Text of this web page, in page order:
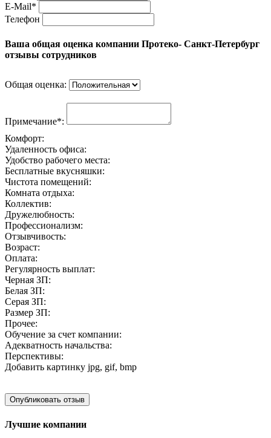
E-Mail*
Телефон
Ваша общая оценка компании Протеко- Санкт-Петербург
отзывы сотрудников
Общая оценка:
Примечание*:
Комфорт:
Удаленность офиса:
Удобство рабочего места:
Бесплатные вкусняшки:
Чистота помещений:
Комната отдыха:
Коллектив:
Дружелюбность:
Профессионализм:
Отзывчивость:
Возраст:
Оплата:
Регулярность выплат:
Черная ЗП:
Белая ЗП:
Серая ЗП:
Размер ЗП:
Прочее:
Обучение за счет компании:
Адекватность начальства:
Перспективы:
Добавить картинку jpg, gif, bmp
Лучшие компании